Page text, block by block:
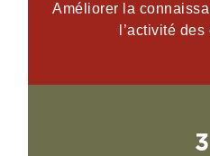
Améliorer la
l’activité
3